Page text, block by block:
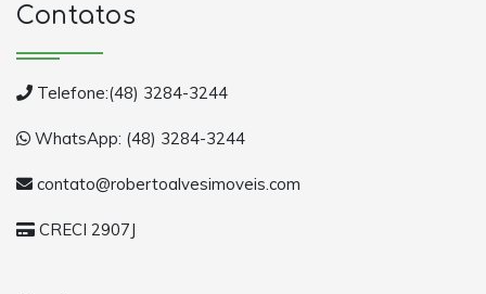
Contatos
Telefone:(48) 3284-3244
WhatsApp: (48) 3284-3244
contato@robertoalvesimoveis.com
CRECI 2907J